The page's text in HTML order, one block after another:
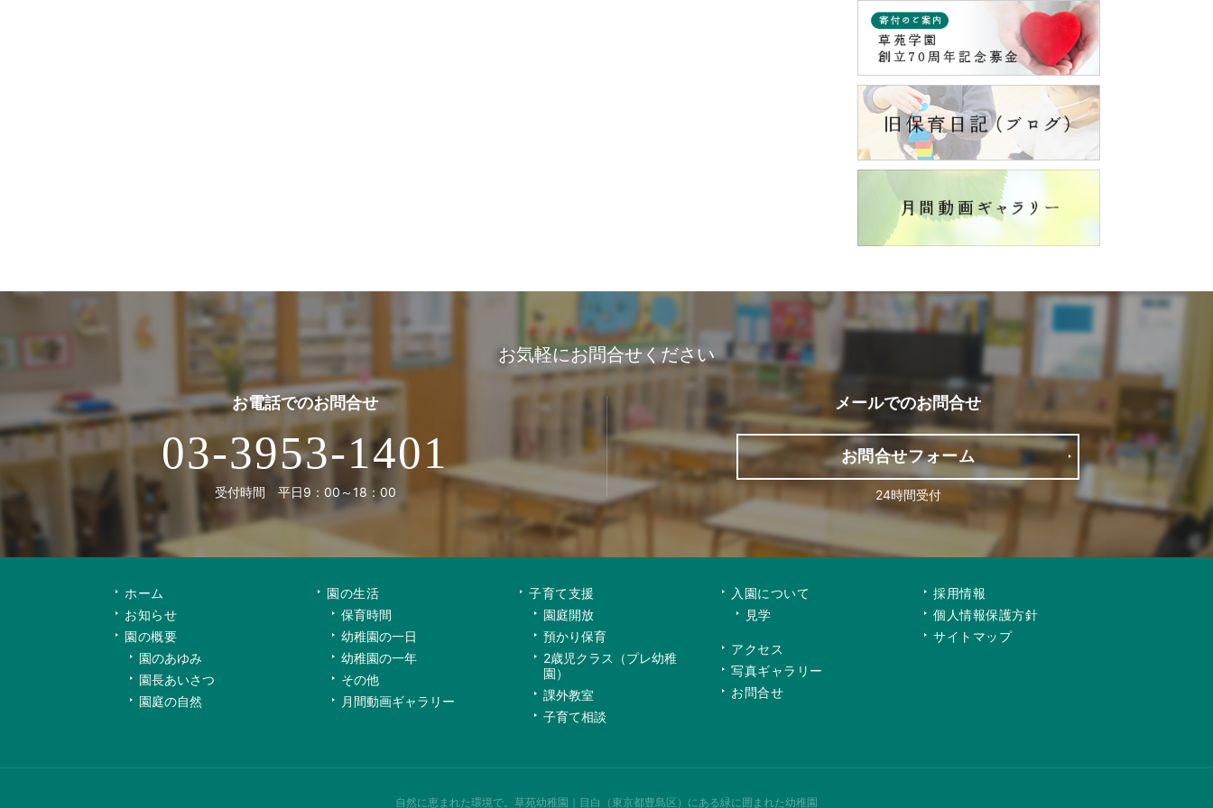
お気軽にお問合せください
お電話でのお問合せ
03-3953-1401
受付時間 平日9：00～18：00
メールでのお問合せ
お問合せフォーム
24時間受付
ホーム
お知らせ
園の概要
園のあゆみ
園長あいさつ
園庭の自然
園の生活
保育時間
幼稚園の一日
幼稚園の一年
その他
月間動画ギャラリー
子育て支援
園庭開放
預かり保育
2歳児クラス（プレ幼稚
園）
課外教室
子育て相談
入園について
見学
アクセス
写真ギャラリー
お問合せ
採用情報
個人情報保護方針
サイトマップ
自然に恵まれた環境で。 草苑幼稚園｜目白（東京都豊島区）にある緑に囲まれた幼稚園